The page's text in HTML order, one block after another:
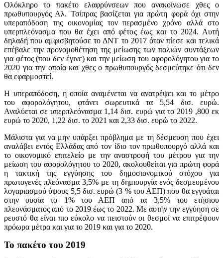
Ολόκληρο το πακέτο ελαφρύνσεων που ανακοίνωσε χθες ο
πρωθυπουργός Αλ. Τσίπρας βασίζεται για πρώτη φορά όχι στην
υπεραπόδοση της οικονομίας τον περασμένο χρόνο αλλά στο
υπερπλεόνασμα που θα έχει από φέτος έως και το 2024. Αυτή
δηλαδή που αμφισβητούσε το ΔΝΤ το 2017 όταν πίεσε και τελικά
επέβαλε την προνομοθέτηση της μείωσης των παλιών συντάξεων
για φέτος (που δεν έγινε) και την μείωση του αφορολόγητου για το
2020 για την οποία και χθες ο πρωθυπουργός δεσμεύτηκε ότι δεν
θα εφαρμοστεί.
Η υπεραπόδοση, η οποία αναμένεται να ανατρέψει και το μέτρο
του αφορολόγητου, φτάνει σωρευτικά τα 5,54 δισ. ευρώ.
Αναλύεται σε υπερπλεόνασμα 1,14 δισ. ευρώ για το 2019 ,800 εκ
ευρώ το 2020, 1,22 δισ. το 2021 και 2,33 δισ. ευρώ το 2022.
Μάλιστα για να μην υπάρξει πρόβλημα με τη δέσμευση που έχει
αναλάβει εντός Ελλάδας από τον ίδιο τον πρωθυπουργό αλλά και
το οικονομικό επιτελείο με την αναστροφή του μέτρου για την
μείωση του αφορολόγητου το 2020, ακολουθείται για πρώτη φορά
η τακτική της εγγύησης του δημοσιονομικού στόχου για
πρωτογενές πλεόνασμα 3,5% με τη δημιουργία ενός δεσμευμένου
λογαριασμού ύψους 5,5 δισ. ευρώ (3 % του ΑΕΠ) που θα εγγυάται
στην ουσία το 1% του ΑΕΠ από τα 3,5% του ετήσιου
πλεονάσματος από το 2019 έως το 2022. Με αυτήν την εγγύηση σε
ρευστό θα είναι πιο εύκολο να πειστούν οι θεσμοί να επιτρέψουν
πρόωρα μέτρα και για το 2019 και για το 2020.
Το πακέτο του 2019